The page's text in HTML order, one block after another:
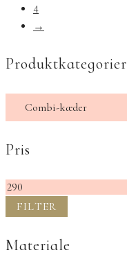
4
→
Produktkategorier
Pris
Mindste
prisFILTER
Materiale